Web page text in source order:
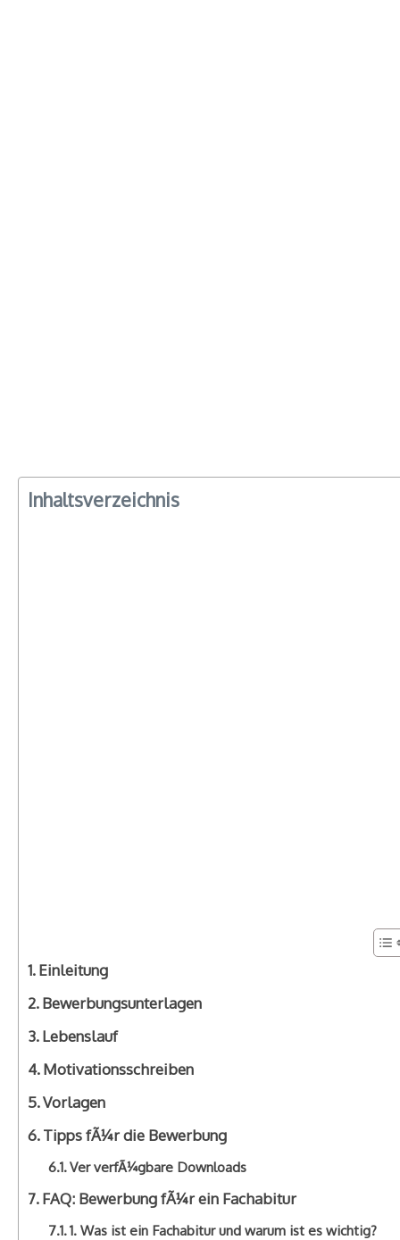
Inhaltsverzeichnis
Einleitung
Bewerbungsunterlagen
Lebenslauf
Motivationsschreiben
Vorlagen
Tipps fÃ¼r die Bewerbung
Ver verfÃ¼gbare Downloads
FAQ: Bewerbung fÃ¼r ein Fachabitur
1. Was ist ein Fachabitur und warum ist es wichtig?